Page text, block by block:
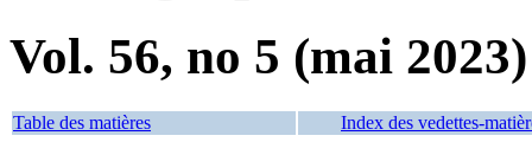
Vol. 56, no 5 (mai 2023)
Table des matières Index des vedettes-